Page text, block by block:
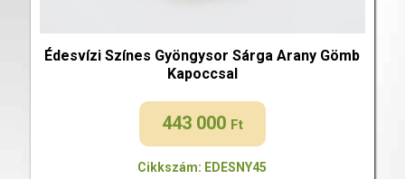
Édesvízi Színes Gyöngysor Sárga Arany Gömb
Kapoccsal
443 000 Ft
Cikkszám: EDESNY45